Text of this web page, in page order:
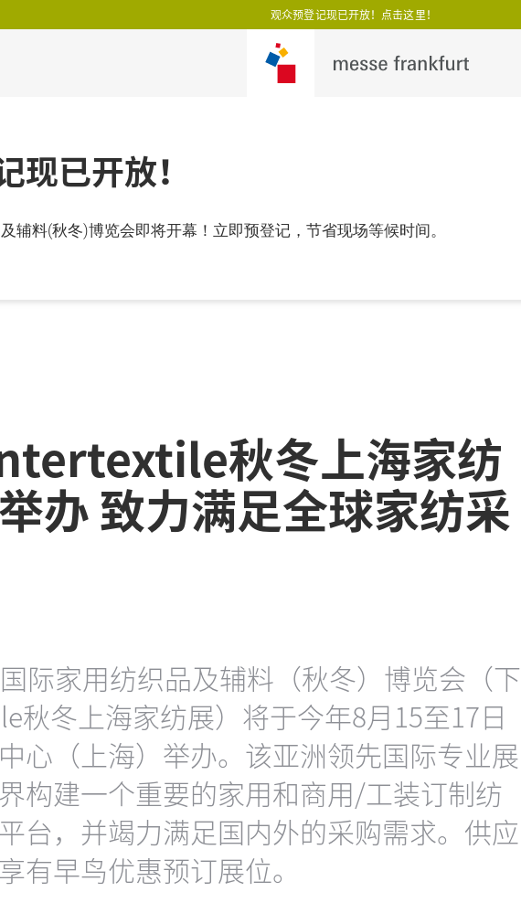
观众预登记现已开放！点击这里！
现已开放！
辅料(秋冬)博览会即将开幕！立即预登记，节省现场等候时间。
秋冬上海家纺
办 致力满足全球家纺采
际家用纺织品及辅料（秋冬）博览会（下
秋冬上海家纺展）将于今年8月15至17日
心（上海）举办。该亚洲领先国际专业展
构建一个重要的家用和商用/工装订制纺
台，并竭力满足国内外的采购需求。供应
有早鸟优惠预订展位。